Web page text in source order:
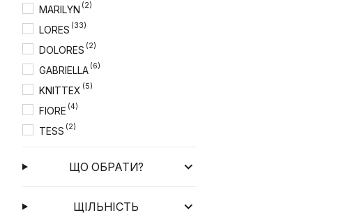
MARILYN (2)
LORES (33)
DOLORES (2)
GABRIELLA (6)
KNITTEX (5)
FIORE (4)
TESS (2)
ЩО ОБРАТИ?
ЩІЛЬНІСТЬ